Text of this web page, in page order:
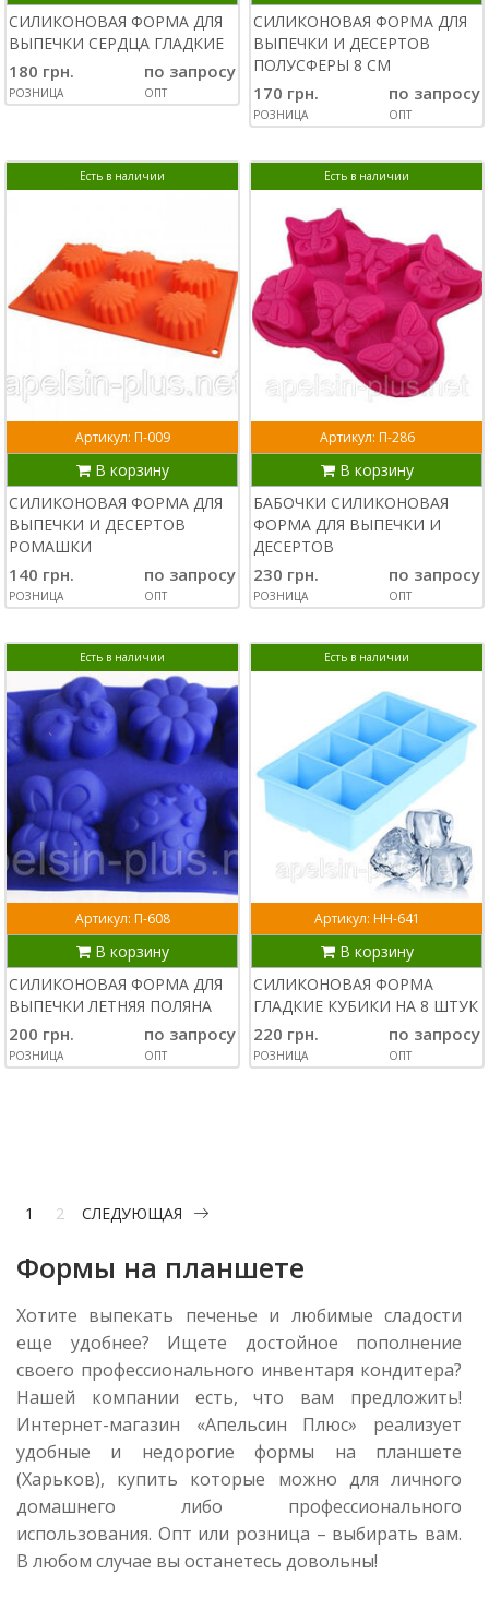
СИЛИКОНОВАЯ ФОРМА ДЛЯ
ВЫПЕЧКИ СЕРДЦА ГЛАДКИЕ
180 грн.
РОЗНИЦА
по запросу
ОПТ
СИЛИКОНОВАЯ ФОРМА ДЛЯ
ВЫПЕЧКИ И ДЕСЕРТОВ
ПОЛУСФЕРЫ 8 СМ
170 грн.
РОЗНИЦА
по запросу
ОПТ
Есть в наличии
Артикул: П-009
В корзину
СИЛИКОНОВАЯ ФОРМА ДЛЯ
ВЫПЕЧКИ И ДЕСЕРТОВ
РОМАШКИ
140 грн.
РОЗНИЦА
по запросу
ОПТ
Есть в наличии
Артикул: П-286
В корзину
БАБОЧКИ СИЛИКОНОВАЯ
ФОРМА ДЛЯ ВЫПЕЧКИ И
ДЕСЕРТОВ
230 грн.
РОЗНИЦА
по запросу
ОПТ
Есть в наличии
Артикул: П-608
В корзину
СИЛИКОНОВАЯ ФОРМА ДЛЯ
ВЫПЕЧКИ ЛЕТНЯЯ ПОЛЯНА
200 грн.
РОЗНИЦА
по запросу
ОПТ
Есть в наличии
Артикул: НН-641
В корзину
СИЛИКОНОВАЯ ФОРМА
ГЛАДКИЕ КУБИКИ НА 8 ШТУК
220 грн.
РОЗНИЦА
по запросу
ОПТ
1 2 СЛЕДУЮЩАЯ
Формы на планшете
Хотите выпекать печенье и любимые сладости
еще удобнее? Ищете достойное пополнение
своего профессионального инвентаря кондитера?
Нашей компании есть, что вам предложить!
Интернет-магазин «Апельсин Плюс» реализует
удобные и недорогиеформы на планшете
(Харьков), купить которые можно для личного
домашнего либо профессионального
использования. Опт или розница – выбирать вам.
В любом случае вы останетесь довольны!